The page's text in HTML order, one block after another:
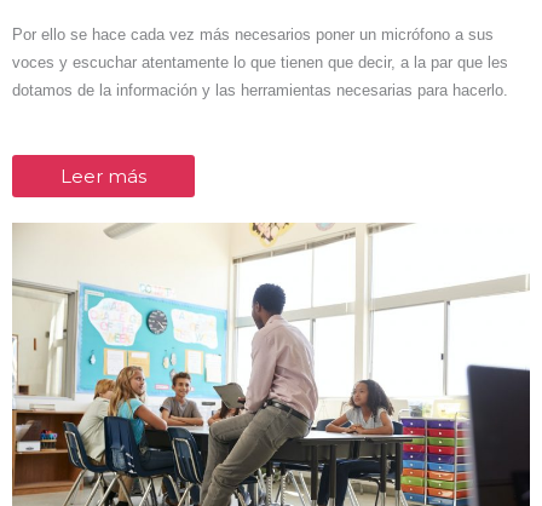
Por ello se hace cada vez más necesarios poner un micrófono a sus
voces y escuchar atentamente lo que tienen que decir, a la par que les
dotamos de la información y las herramientas necesarias para hacerlo.
Leer más